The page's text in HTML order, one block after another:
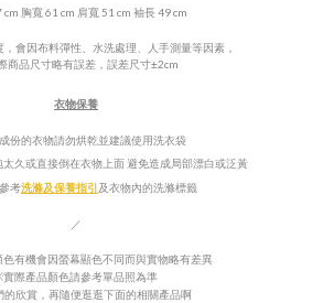
cm 胸寬 61 cm 肩寬 51 cm 袖長 49 cm
會因布料彈性、水洗處理、人手測量等因素，
商品尺寸略有誤差，誤差尺寸±2cm
衣物保養
份的衣物請勿烘乾並建議使用洗衣袋
久或直接倒在衣物上面 避免造成局部漂白或泛黃
考洗滌及保養指引及衣物內的洗滌標籤
／
有機會因螢幕顯色不同而與實物略有差異
際產品顏色請參考單品照為準
的欣賞，再隨便逛逛下面的相關產品啊